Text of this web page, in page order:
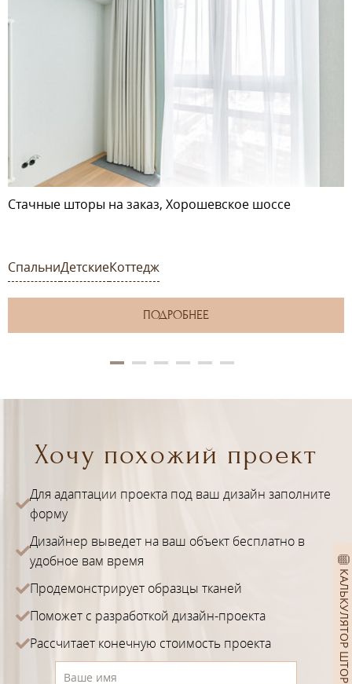
КАЛЬКУЛЯТОР ШТОР
Стачные шторы на заказ, Хорошевское шоссе
СпальниДетскиеКоттедж
ПОДРОБНЕЕ
Хочу похожий проект
Для адаптации проекта под ваш дизайн заполните
форму
Дизайнер выведет на ваш объект бесплатно в
удобное вам время
Продемонстрирует образцы тканей
Поможет с разработкой дизайн-проекта
Рассчитает конечную стоимость проекта